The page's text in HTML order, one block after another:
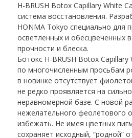
H-BRUSH Botox Capillary White
система восстановления.
HONMA Tokyo специально для
осветленных и обесцвеченных
прочности и блеска.
Ботокс H-BRUSH Botox Capillary
по многочисленным просьбам
в новинке отсутствует
не редко проявляется на
неравномерной базе. С новой
нежелательного феолетового
избежать. Не имея цветных
сохраняет исходный, “родной”